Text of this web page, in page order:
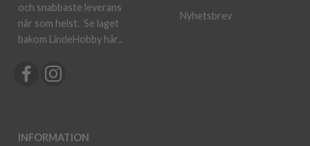
och snabbaste leverans
när som helst. Se laget
bakom LindeHobby här..
INFORMATION
Nyhetsbrev